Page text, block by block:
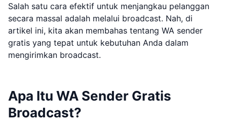
Salah satu cara efektif untuk menjangkau pelanggan
secara massal adalah melalui broadcast. Nah, di
artikel ini, kita akan membahas tentang WA sender
gratis yang tepat untuk kebutuhan Anda dalam
mengirimkan broadcast.
Apa Itu WA Sender Gratis
Broadcast?